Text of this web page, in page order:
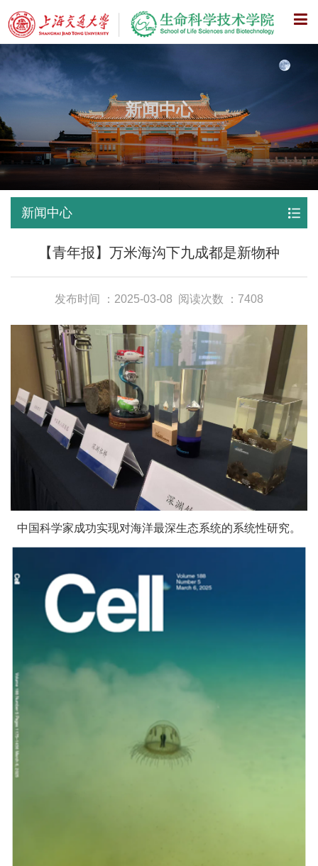
X
新闻中心
新闻中心
【青年报】万米海沟下九成都是新物种
发布时间 ：2025-03-08 阅读次数 ：7408
中国科学家成功实现对海洋最深生态系统的系统性研究。